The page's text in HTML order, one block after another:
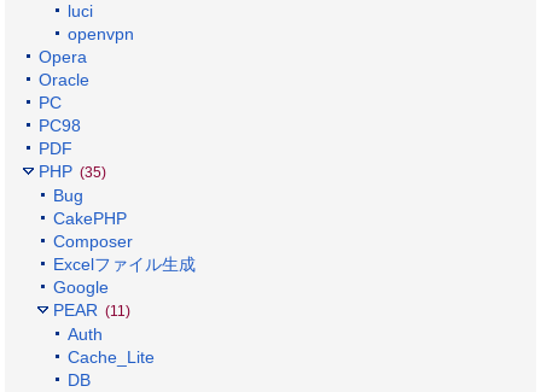
luci
openvpn
Opera
Oracle
PC
PC98
PDF
PHP (35)
Bug
CakePHP
Composer
Excelファイル生成
Google
PEAR (11)
Auth
Cache_Lite
DB